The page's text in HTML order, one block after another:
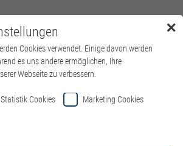
Menü
✕
Cookies verwendet. Einige davon werden
es uns andere ermöglichen, Ihre
Webseite zu verbessern.
Statistik Cookies Marketing Cookies